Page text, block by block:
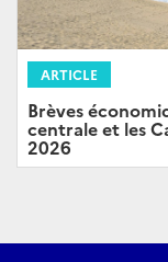
ARTICLE
Brèves
centrale et les
2026